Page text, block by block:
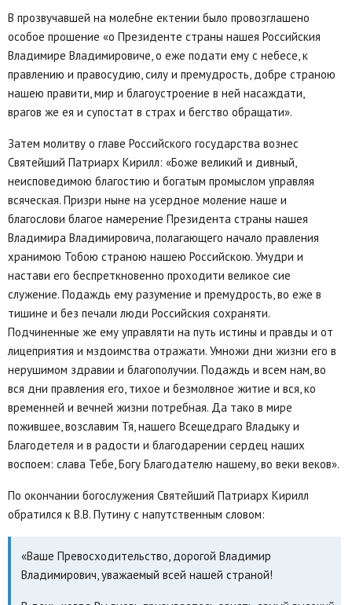
В прозвучавшей на молебне ектении было провозглашено
особое прошение «о Президенте страны нашея Российския
Владимире Владимировиче, о еже подати ему с небесе, к
правлению и правосудию, силу и премудрость, добре страною
нашею правити, мир и благоустроение в ней насаждати,
врагов же ея и супостат в страх и бегство обращати».
Затем молитву о главе Российского государства вознес
Святейший Патриарх Кирилл: «Боже великий и дивный,
неисповедимою благостию и богатым промыслом управляя
всяческая. Призри ныне на усердное моление наше и
благослови благое намерение Президента страны нашея
Владимира Владимировича, полагающего начало правления
хранимою Тобою страною нашею Российскою. Умудри и
настави его беспреткновенно проходити великое сие
служение. Подаждь ему разумение и премудрость, во еже в
тишине и без печали люди Российския сохраняти.
Подчиненные же ему управляти на путь истины и правды и от
лицеприятия и мздоимства отражати. Умножи дни жизни его в
нерушимом здравии и благополучии. Подаждь и всем нам, во
вся дни правления его, тихое и безмолвное житие и вся, ко
временней и вечней жизни потребная. Да тако в мире
пожившее, возславим Тя, нашего Всещедраго Владыку и
Благодетеля и в радости и благодарении сердец наших
воспоем: слава Тебе, Богу Благодателю нашему, во веки веков».
По окончании богослужения Святейший Патриарх Кирилл
обратился к В.В. Путину с напутственным словом:
«Ваше Превосходительство, дорогой Владимир
Владимирович, уважаемый всей нашей страной!